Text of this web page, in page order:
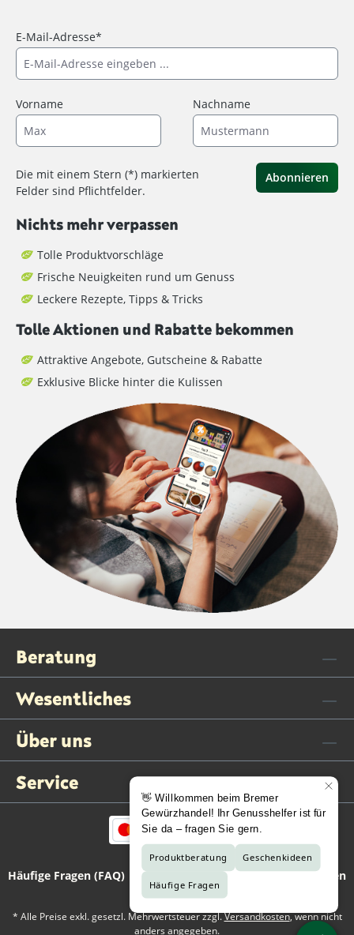
E-Mail-Adresse*
Vorname Nachname
Die mit einem Stern (*) markierten
Felder sind Pflichtfelder.
Abonnieren
Nichts mehr verpassen
Tolle Produktvorschläge
Frische Neuigkeiten rund um Genuss
Leckere Rezepte, Tipps & Tricks
Tolle Aktionen und Rabatte bekommen
Attraktive Angebote, Gutscheine & Rabatte
Exklusive Blicke hinter die Kulissen
Beratung
Wesentliches
Über uns
Service
Häufige Fragen (FAQ) Kontaktformular Vertrag widerrufen
* Alle Preise exkl. gesetzl. Mehrwertsteuer zzgl.Versandkosten, wenn nicht
anders angegeben.